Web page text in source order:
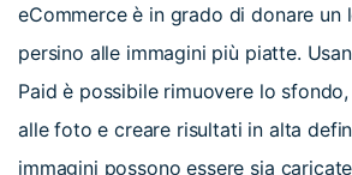
eCommerce è in grado di donare un
persino alle immagini più piatte.
Paid è possibile rimuovere lo
alle foto e creare risultati in alta
immagini possono essere sia